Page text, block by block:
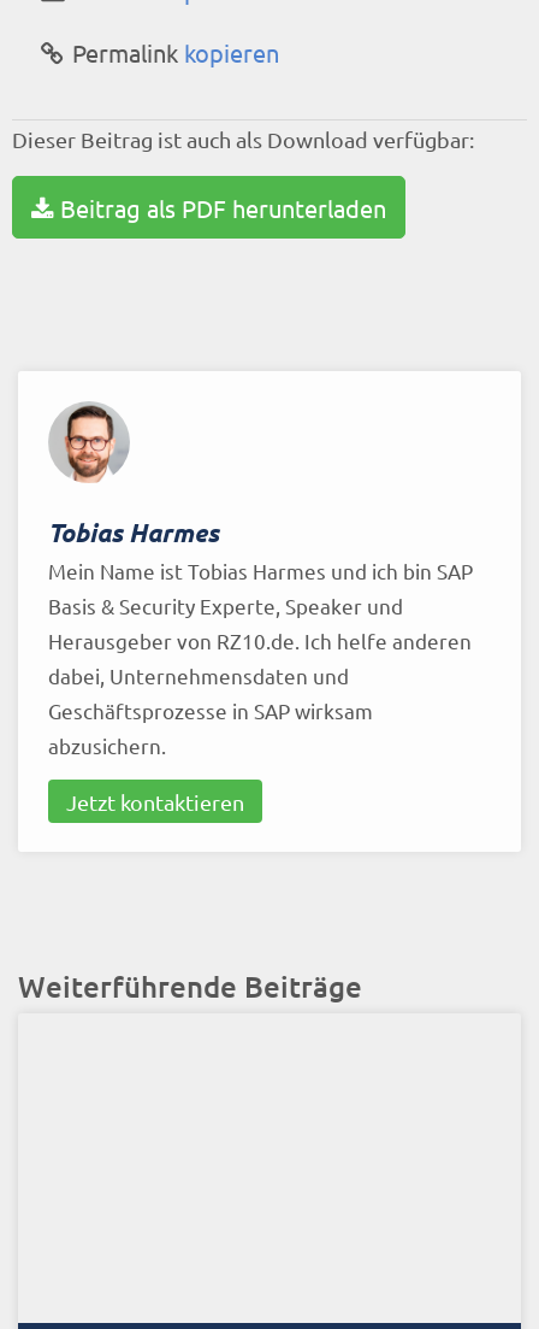
Permalink kopieren
Dieser Beitrag ist auch als Download verfügbar:
Beitrag als PDF herunterladen
Tobias Harmes
Mein Name ist Tobias Harmes und ich bin SAP
Basis & Security Experte, Speaker und
Herausgeber von RZ10.de. Ich helfe anderen
dabei, Unternehmensdaten und
Geschäftsprozesse in SAP wirksam
abzusichern.
Jetzt kontaktieren
Weiterführende Beiträge